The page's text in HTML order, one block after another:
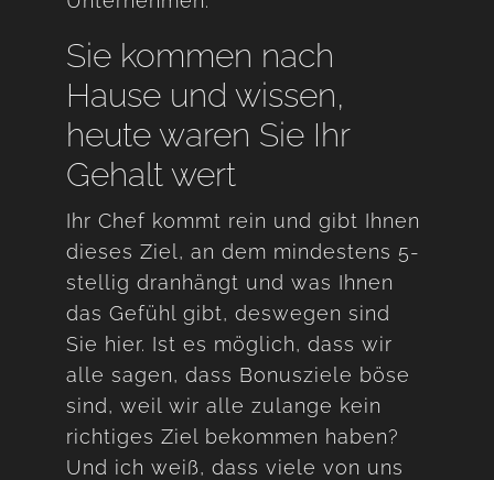
Sie kommen nach
Hause und wissen,
heute waren Sie Ihr
Gehalt wert
Ihr Chef kommt rein und gibt Ihnen
dieses Ziel, an dem mindestens 5-
stellig dranhängt und was Ihnen
das Gefühl gibt, deswegen sind
Sie hier. Ist es möglich, dass wir
alle sagen, dass Bonusziele böse
sind, weil wir alle zulange kein
richtiges Ziel bekommen haben?
Und ich weiß, dass viele von uns